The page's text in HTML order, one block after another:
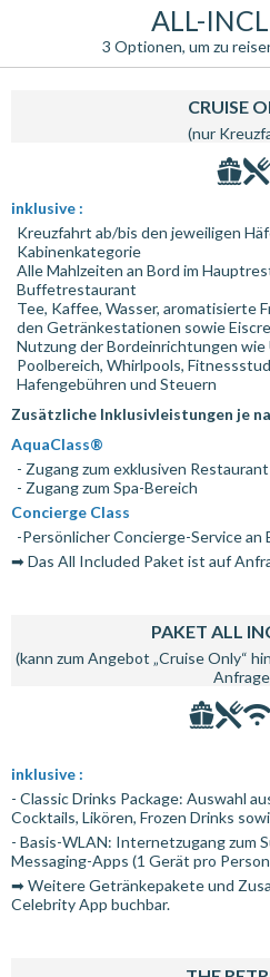
ALL-
3 Optionen, um zu
CRUISE
(nur
inklusive :
Kreuzfahrt ab/bis den jeweiligen
Kabinenkategorie
Alle Mahlzeiten an Bord im
Buffetrestaurant
Tee, Kaffee, Wasser, aromatisierte
den Getränkestationen sowie
Nutzung der Bordeinrichtungen
Poolbereich, Whirlpools,
Hafengebühren und Steuern
Zusätzliche Inklusivleistungen je
AquaClass®
- Zugang zum exklusiven
- Zugang zum Spa-Bereich
Concierge Class
-Persönlicher Concierge-Service an
➡ Das All Included Paket ist auf
PAKET ALL
(kann zum Angebot „Cruise Only“
inklusive :
- Classic Drinks Package: Auswahl
Cocktails, Likören, Frozen Drinks
- Basis-WLAN: Internetzugang zum
Messaging-Apps (1 Gerät pro
➡ Weitere Getränkepakete und
Celebrity App buchbar.